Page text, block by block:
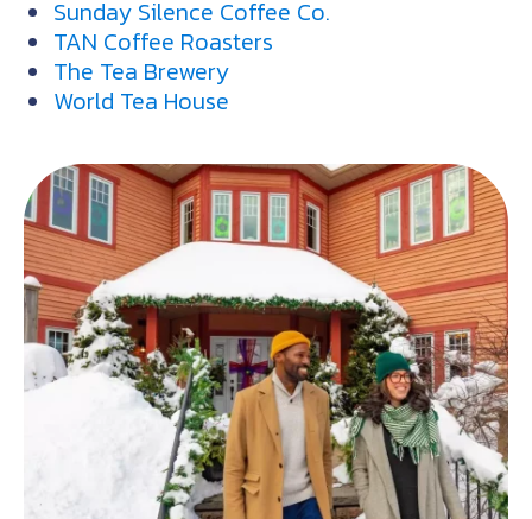
Sunday Silence Coffee Co.
TAN Coffee Roasters
The Tea Brewery
World Tea House